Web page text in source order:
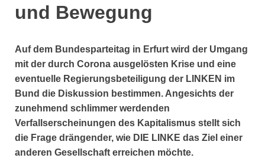
und Bewegung
Auf dem Bundesparteitag in Erfurt wird der Umgang
mit der durch Corona ausgelösten Krise und eine
eventuelle Regierungsbeteiligung der LINKEN im
Bund die Diskussion bestimmen. Angesichts der
zunehmend schlimmer werdenden
Verfallserscheinungen des Kapitalismus stellt sich
die Frage drängender, wie DIE LINKE das Ziel einer
anderen Gesellschaft erreichen möchte.